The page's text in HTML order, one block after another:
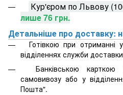
Кур'єром по Львову
лише 76 грн.
Детальніше про доставку:
Готівкою при отриманні
відділеннях служби
Банківською карткою
самовивозу або у
Пошта".